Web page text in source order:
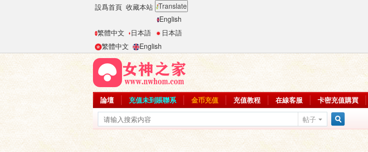
設爲首頁 收藏本站 Translate
English
繁體中文
日本語
日本語
繁體中文
English
論壇 充值未到賬聯系 金币充值 充值教程 在線客服 卡密充值購買
帖子